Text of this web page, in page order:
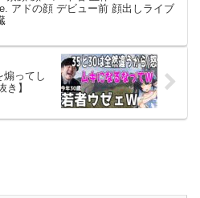
アドの顔 デビュー前 顔出しライブ
煽ってし
き】